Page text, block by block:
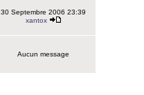
30 Septembre 2006 23:39
xantox
Aucun message